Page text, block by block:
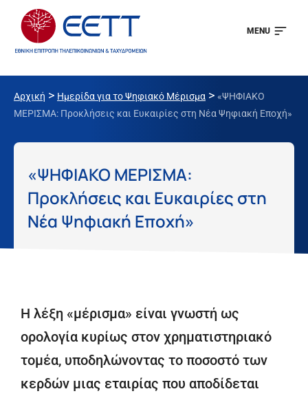
MENU
Αρχική > Ημερίδα για το Ψηφιακό Μέρισμα > «ΨΗΦΙΑΚΟ
ΜΕΡΙΣΜΑ: Προκλήσεις και Ευκαιρίες στη Νέα Ψηφιακή Εποχή»
«ΨΗΦΙΑΚΟ ΜΕΡΙΣΜΑ:
Προκλήσεις και Ευκαιρίες στη
Νέα Ψηφιακή Εποχή»
Η λέξη «μέρισμα» είναι γνωστή ως
ορολογία κυρίως στον χρηματιστηριακό
τομέα, υποδηλώνοντας το ποσοστό των
κερδών μιας εταιρίας που αποδίδεται